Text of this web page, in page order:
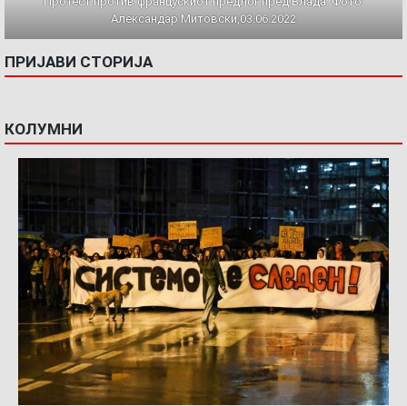
Александар Митовски,03.06.2022
ПРИЈАВИ СТОРИЈА
КОЛУМНИ